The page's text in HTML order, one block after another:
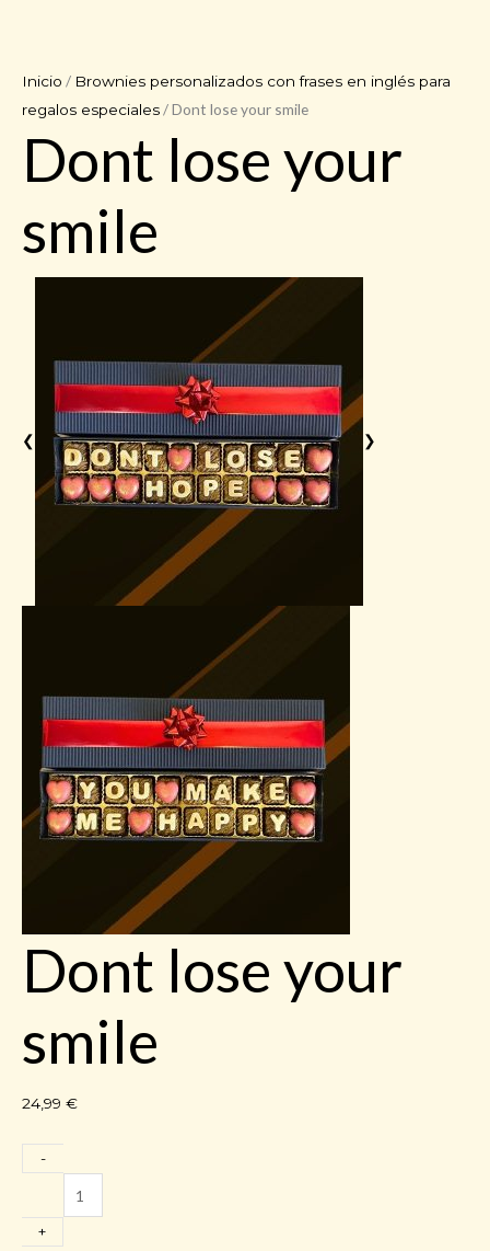
Inicio / Brownies personalizados con frases en inglés para
regalos especiales/ Dont lose your smile
Dont lose your
smile
❮ ❯
Dont lose your
smile
24,99 €
-
lose
your
+